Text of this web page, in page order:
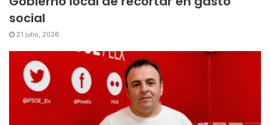
social
21 julio, 2026